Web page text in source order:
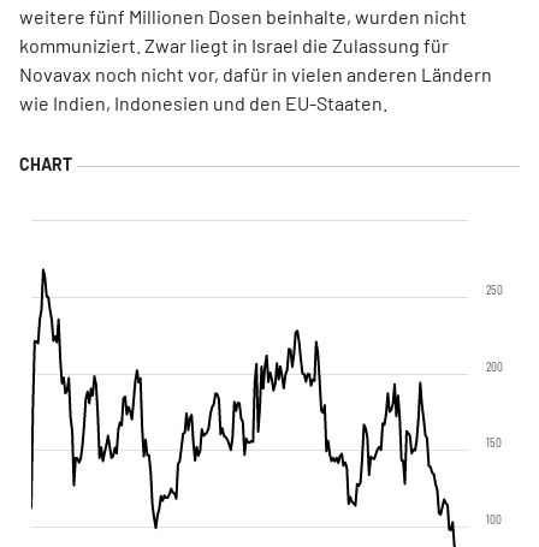
weitere fünf Millionen Dosen beinhalte, wurden nicht
kommuniziert. Zwar liegt in Israel die Zulassung für
Novavax noch nicht vor, dafür in vielen anderen Ländern
wie Indien, Indonesien und den EU-Staaten.
100
150
200
250